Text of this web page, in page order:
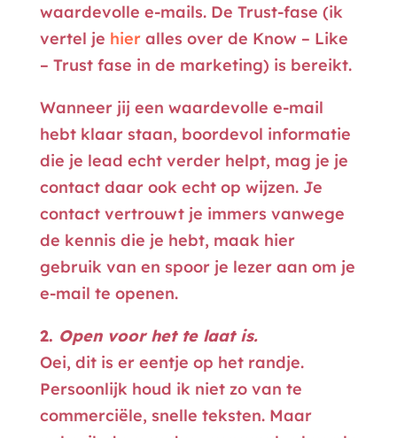
waardevolle e-mails. De Trust-fase (ik
vertel je hieralles over de Know – Like
– Trust fase in de marketing) is bereikt.
Wanneer jij een waardevolle e-mail
hebt klaar staan, boordevol informatie
die je lead echt verder helpt, mag je je
contact daar ook echt op wijzen. Je
contact vertrouwt je immers vanwege
de kennis die je hebt, maak hier
gebruik van en spoor je lezer aan om je
e-mail te openen.
2. Open voor het te laat is.
Oei, dit is er eentje op het randje.
Persoonlijk houd ik niet zo van te
commerciële, snelle teksten. Maar